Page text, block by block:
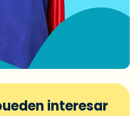
interesar